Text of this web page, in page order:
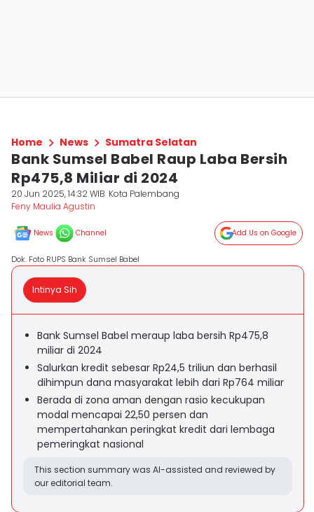
Home News Sumatra Selatan
Bank Sumsel Babel Raup Laba Bersih
Rp475,8 Miliar di 2024
20 Jun 2025, 14:32 WIB Kota Palembang
Feny Maulia Agustin
News Channel Add Us on Google
Dok. Foto RUPS Bank Sumsel Babel
Intinya Sih
Bank Sumsel Babel meraup laba bersih Rp475,8
miliar di 2024
Salurkan kredit sebesar Rp24,5 triliun dan berhasil
dihimpun dana masyarakat lebih dari Rp764 miliar
Berada di zona aman dengan rasio kecukupan
modal mencapai 22,50 persen dan
mempertahankan peringkat kredit dari lembaga
pemeringkat nasional
This section summary was AI-assisted and reviewed by
our editorial team.